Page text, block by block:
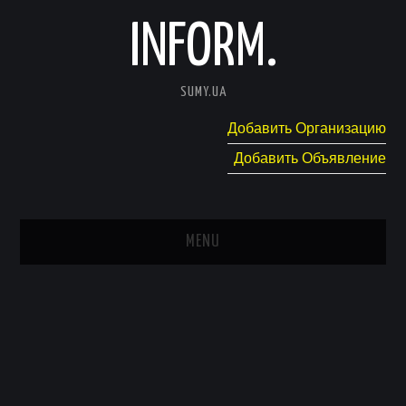
INFORM.
SUMY.UA
Добавить Организацию
Добавить Объявление
MENU